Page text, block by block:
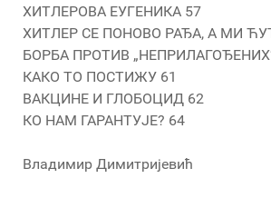
ХИТЛЕРОВА ЕУГЕНИКА 57
ХИТЛЕР СЕ ПОНОВО РАЂА, А МИ
БОРБА ПРОТИВ
КАКО ТО ПОСТИЖУ 61
ВАКЦИНЕ И ГЛОБОЦИД 62
КО НАМ ГАРАНТУЈЕ? 64
Владимир Димитријевић